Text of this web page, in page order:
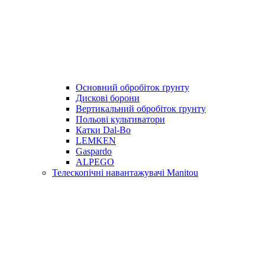
Основний обробіток ґрунту
Дискові борони
Вертикальний обробіток ґрунту
Польові культиватори
Катки Dal-Bo
LEMKEN
Gaspardo
ALPEGO
Телескопічні навантажувачі Manitou